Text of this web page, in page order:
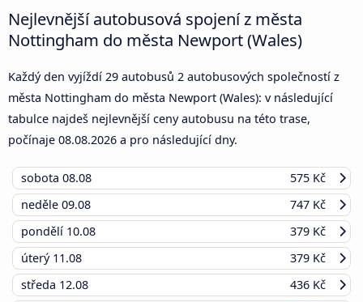
Nejlevnější autobusová spojení z města
Nottingham do města Newport (Wales)
Každý den vyjíždí 29 autobusů 2 autobusových společností z
města Nottingham do města Newport (Wales): v následující
tabulce najdeš nejlevnější ceny autobusu na této trase,
počínaje 08.08.2026 a pro následující dny.
sobota 08.08
575 Kč
neděle 09.08
747 Kč
pondělí 10.08
379 Kč
úterý 11.08
379 Kč
středa 12.08
436 Kč